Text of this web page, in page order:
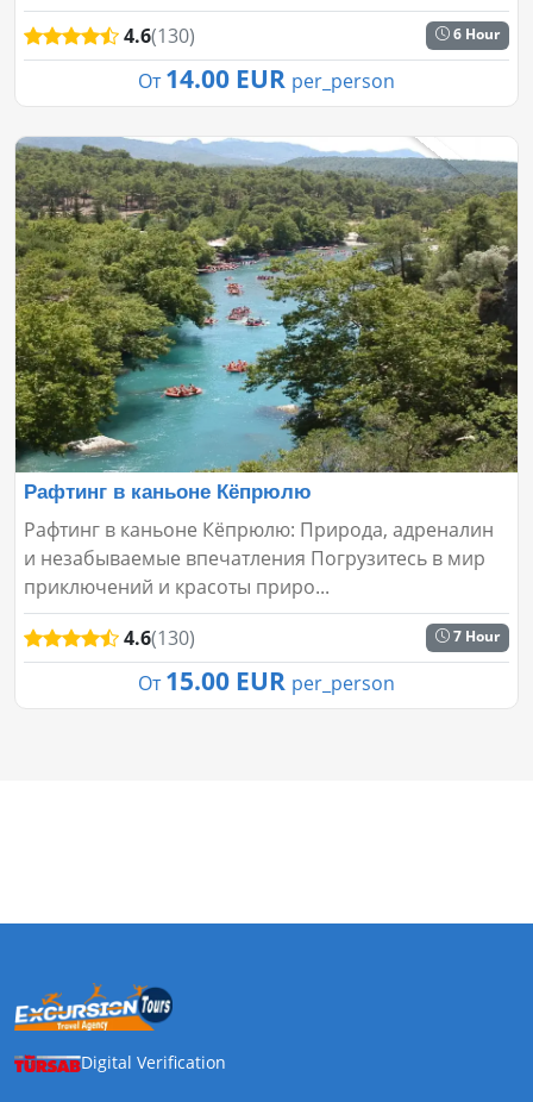
4.6(130) 6 Hour
От 14.00 EUR per_person
Рафтинг в каньоне Кёпрюлю
Рафтинг в каньоне Кёпрюлю: Природа, адреналин
и незабываемые впечатления Погрузитесь в мир
приключений и красоты приро...
4.6(130) 7 Hour
От 15.00 EUR per_person
Digital Verification